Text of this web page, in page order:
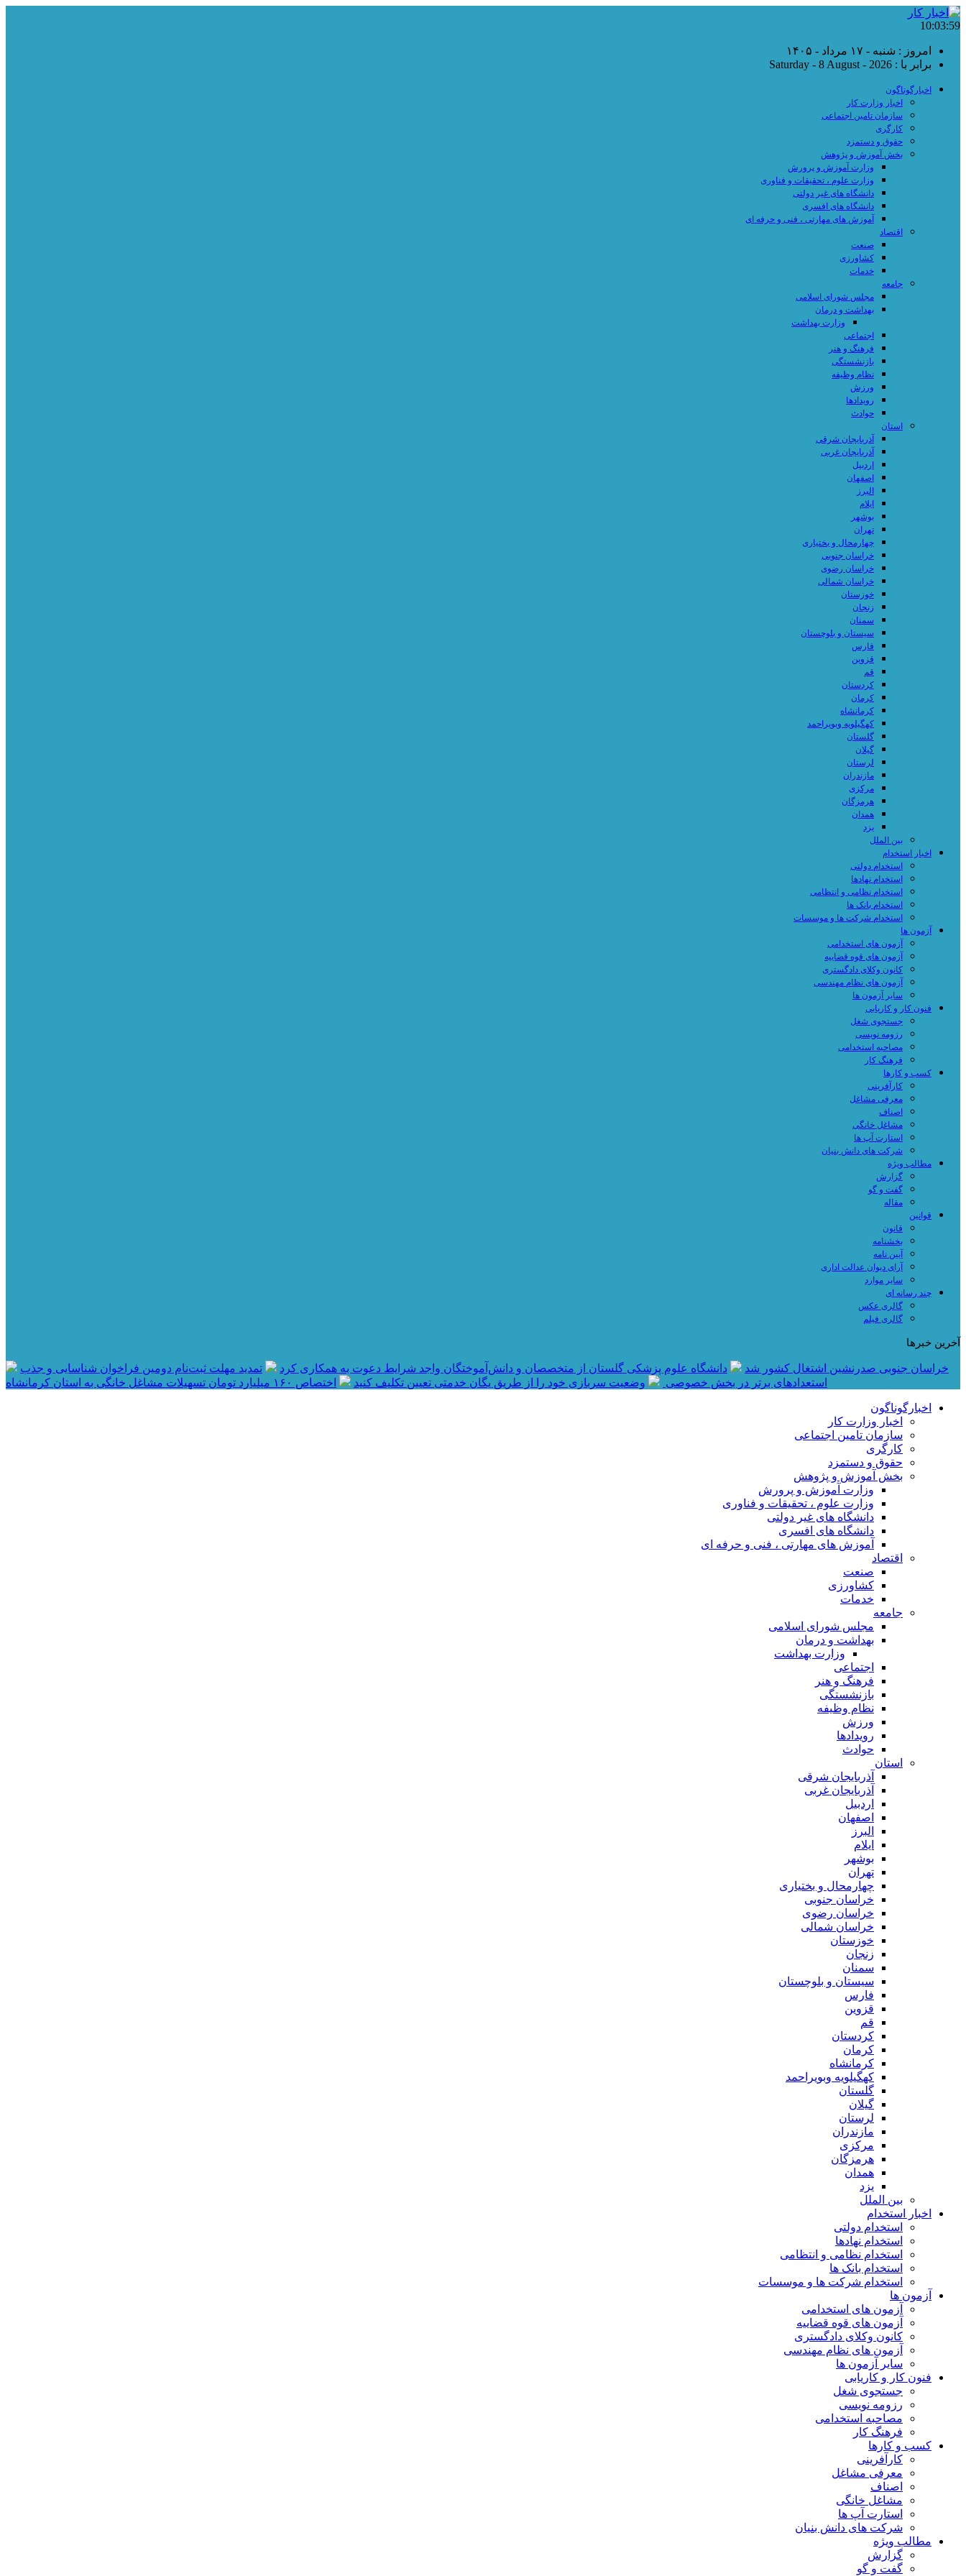
10:04:00
امروز : شنبه - ۱۷ مرداد - ۱۴۰۵
برابر با : Saturday - 8 August - 2026
اخبارگوناگون
اخبار وزارت کار
سازمان تامین اجتماعی
کارگری
حقوق و دستمزد
بخش آموزش و پژوهش
وزارت آموزش و پرورش
وزارت علوم ، تحقیقات و فناوری
دانشگاه های غیر دولتی
دانشگاه های افسری
آموزش های مهارتی ، فنی و حرفه ای
اقتصاد
صنعت
کشاورزی
خدمات
جامعه
مجلس شورای اسلامی
بهداشت و درمان
وزارت بهداشت
اجتماعی
فرهنگ و هنر
بازنشستگی
نظام وظیفه
ورزش
رویدادها
حوادث
استان
آذربایجان شرقی
آذربایجان غربی
اردبیل
اصفهان
البرز
ایلام
بوشهر
تهران
چهارمحال و بختیاری
خراسان جنوبی
خراسان رضوی
خراسان شمالی
خوزستان
زنجان
سمنان
سیستان و بلوچستان
فارس
قزوین
قم
کردستان
کرمان
کرمانشاه
کهگیلویه وبویراحمد
گلستان
گیلان
لرستان
مازندران
مرکزی
هرمزگان
همدان
یزد
بین الملل
اخبار استخدام
استخدام دولتی
استخدام نهادها
استخدام نظامی و انتظامی
استخدام بانک ها
استخدام شرکت ها و موسسات
آزمون ها
آزمون های استخدامی
آزمون های قوه قضاییه
کانون وکلای دادگستری
آزمون های نظام مهندسی
سایر آزمون ها
فنون کار و کاریابی
جستجوی شغل
رزومه نویسی
مصاحبه استخدامی
فرهنگ کار
کسب و کارها
کارآفرینی
معرفی مشاغل
اصناف
مشاغل خانگی
استارت آپ ها
شرکت های دانش بنیان
مطالب ویژه
گزارش
گفت و گو
مقاله
قوانین
قانون
بخشنامه
آیین نامه
آرای دیوان عدالت اداری
سایر موارد
چند رسانه ای
گالری عکس
گالری فیلم
آخرین خبرها
خراسان جنوبی صدرنشین اشتغال کشور شد دانشگاه علوم پزشکی گلستان از متخصصان و دانش‌آموختگان واجد شرایط دعوت به همکاری کرد
تمدید مهلت ثبت‌نام دومین فراخوان شناسایی و جذب
استعدادهای برتر در بخش خصوصی
وضعیت سربازی خود را از طریق یگان خدمتی تعیین تکلیف کنید اختصاص ۱۶۰ میلیارد تومان تسهیلات مشاغل خانگی به استان کرمانشاه
اخبارگوناگون
اخبار وزارت کار
سازمان تامین اجتماعی
کارگری
حقوق و دستمزد
بخش آموزش و پژوهش
وزارت آموزش و پرورش
وزارت علوم ، تحقیقات و فناوری
دانشگاه های غیر دولتی
دانشگاه های افسری
آموزش های مهارتی ، فنی و حرفه ای
اقتصاد
صنعت
کشاورزی
خدمات
جامعه
مجلس شورای اسلامی
بهداشت و درمان
وزارت بهداشت
اجتماعی
فرهنگ و هنر
بازنشستگی
نظام وظیفه
ورزش
رویدادها
حوادث
استان
آذربایجان شرقی
آذربایجان غربی
اردبیل
اصفهان
البرز
ایلام
بوشهر
تهران
چهارمحال و بختیاری
خراسان جنوبی
خراسان رضوی
خراسان شمالی
خوزستان
زنجان
سمنان
سیستان و بلوچستان
فارس
قزوین
قم
کردستان
کرمان
کرمانشاه
کهگیلویه وبویراحمد
گلستان
گیلان
لرستان
مازندران
مرکزی
هرمزگان
همدان
یزد
بین الملل
اخبار استخدام
استخدام دولتی
استخدام نهادها
استخدام نظامی و انتظامی
استخدام بانک ها
استخدام شرکت ها و موسسات
آزمون ها
آزمون های استخدامی
آزمون های قوه قضاییه
کانون وکلای دادگستری
آزمون های نظام مهندسی
سایر آزمون ها
فنون کار و کاریابی
جستجوی شغل
رزومه نویسی
مصاحبه استخدامی
فرهنگ کار
کسب و کارها
کارآفرینی
معرفی مشاغل
اصناف
مشاغل خانگی
استارت آپ ها
شرکت های دانش بنیان
مطالب ویژه
گزارش
گفت و گو